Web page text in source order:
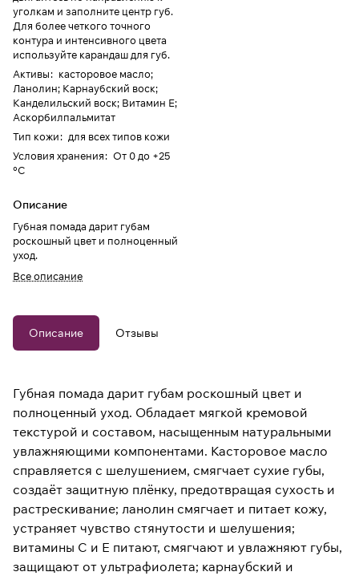
уголкам и заполните центр губ.
Для более четкого точного
контура и интенсивного цвета
используйте карандаш для губ.
Активы: касторовое масло;
Ланолин; Карнаубский воск;
Канделильский воск; Витамин Е;
Аскорбилпальмитат
Тип кожи: для всех типов кожи
Условия хранения: От 0 до +25
°C
Описание
Губная помада дарит губам
роскошный цвет и полноценный
уход.
Все описание
Описание Отзывы
Губная помада дарит губам роскошный цвет и
полноценный уход. Обладает мягкой кремовой
текстурой и составом, насыщенным натуральными
увлажняющими компонентами. Касторовое масло
справляется с шелушением, смягчает сухие губы,
создаёт защитную плёнку, предотвращая сухость и
растрескивание; ланолин смягчает и питает кожу,
устраняет чувство стянутости и шелушения;
витамины С и Е питают, смягчают и увлажняют губы,
защищают от ультрафиолета; карнаубский и